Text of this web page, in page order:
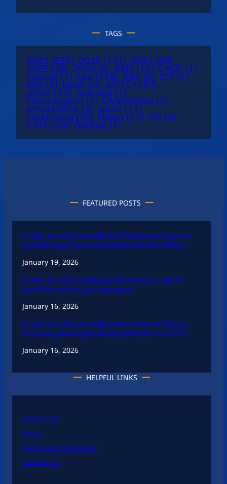
TAGS
2022 (235) 2023 (131) 2024 (84)
2025 (38) 2026 (6) AMT (12) CADT (1)
charity (1) cpp (158) EBC (6) ICT (1)
K85 (2) letter (2) MPTC (187)
other (72) oversea (1)
Phnompenh (1) SANGKRAN (1)
scholarship (3) sport (11)
sroktraing (20) takeo (21) UP (2)
UYFC (58) អំណោយ (1)
FEATURED POSTS
ឯកឧត្តម សុខ ពុទ្ធិវុធ បានអញ្ជើញដឹកនាំកិច្ចប្រជុំតាមដានវឌ្ឍនភាព
ការងារវិស័យបច្ចេកវិទ្យាគមនាគមន៍និងព័ត៌មាននិងវិស័យឌីជីថល
January 19, 2026
ឯកឧត្តម សុខ ពុទ្ធិវុធ អញ្ជើញចូលរួមរំលែកមរណទុក្ខ ឧកញ៉ា ជា
ដាណា និងលោកជំទាវ ព្រមទាំងក្រុមគ្រួសារ
January 16, 2026
ឯកឧត្តម សុខ ពុទ្ធិវុធ បានអញ្ជើញជួបសំណេះសំណាល និងទទួល
អំណោយសប្បុរសធម៌ពីក្រុមការងារគ្រប់គ្រងនិស្សិត អ.ម.ត ទី១២
January 16, 2026
HELPFUL LINKS
ABOUT US
Policy
Terms and Conditions
Contact Us